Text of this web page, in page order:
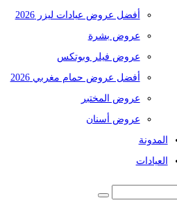
أفضل عروض عيادات ليزر 2026
عروض بشرة
عروض فيلر وبوتكس
أفضل عروض حمام مغربي 2026
عروض المختبر
عروض أسنان
المدونة
العيادات